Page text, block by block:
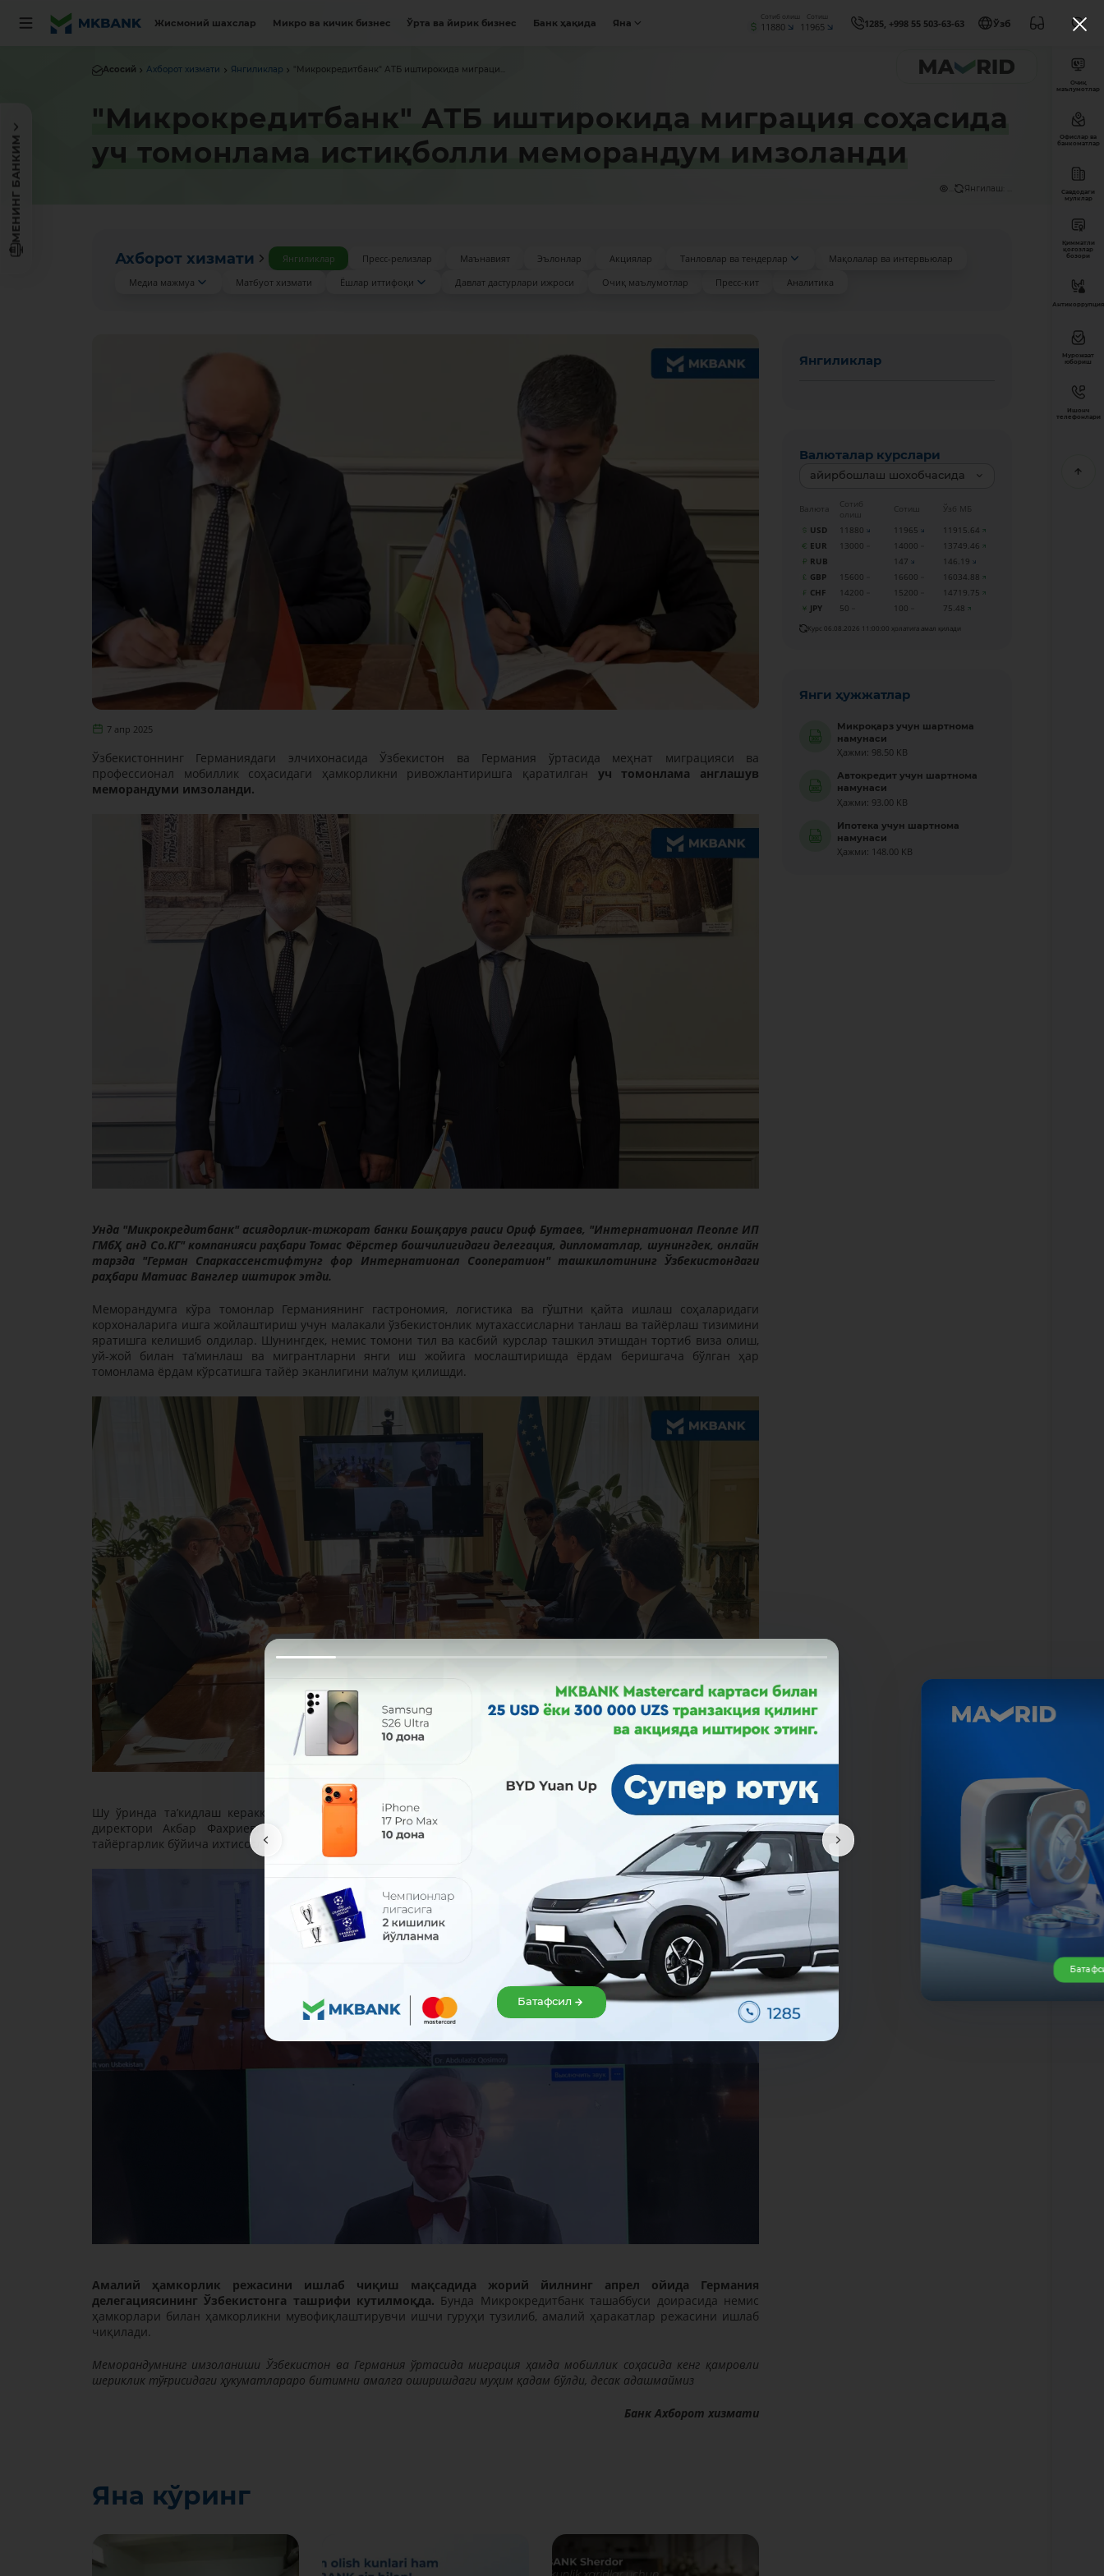
Жисмоний шахслар Микро ва кичик бизнес Ўрта ва йирик бизнес Банк ҳақида Яна
Сотиб олиш
11880
Сотиш
11965 1285, +998 55 503-63-63 Ўзб
МЕНИНГ БАНКИМ
Асосий Ахборот хизмати Янгиликлар "Микрокредитбанк" АТБ иштирокида миграци...
"Микрокредитбанк" АТБ иштирокида миграция соҳасида
уч томонлама истиқболли меморандум имзоланди
Янгилаш: ...
Ахборот хизмати Янгиликлар Пресс-релизлар Маънавият Эълонлар Акциялар Танловлар ва тендерлар
Мақолалар ва интервьюлар
Медиа мажмуа
Матбуот хизмати Ёшлар иттифоқи Давлат дастурлари ижроси Очиқ маълумотлар Пресс-кит Аналитика
7 апр 2025
Ўзбекистоннинг Германиядаги элчихонасида Ўзбекистон ва Германия ўртасида меҳнат миграцияси ва
профессионал мобиллик соҳасидаги ҳамкорликни ривожлантиришга қаратилган уч томонлама англашув
меморандуми имзоланди.
Унда "Микрокредитбанк" асиядорлик-тижорат банки Бошқарув раиси Ориф Бутаев, "Интернатионал Пеопле ИП
ГМбҲ анд Cо.КГ" компанияси раҳбари Томас Фёрстер бошчилигидаги делегация, дипломатлар, шунингдек, онлайн
тарзда "Герман Спаркассенстифтунг фор Интернатионал Cооператион" ташкилотининг Ўзбекистондаги
раҳбари Матиас Ванглер иштирок этди.
Меморандумга кўра томонлар Германиянинг гастрономия, логистика ва гўштни қайта ишлаш соҳаларидаги
корхоналарига ишга жойлаштириш учун малакали ўзбекистонлик мутахассисларни танлаш ва тайёрлаш тизимини
яратишга келишиб олдилар. Шунингдек, немис томони тил ва касбий курслар ташкил этишдан тортиб виза олиш,
уй-жой билан та’минлаш ва мигрантларни янги иш жойига мослаштиришда ёрдам беришгача бўлган ҳар
томонлама ёрдам кўрсатишга тайёр эканлигини ма’лум қилишди.
Шу ўринда та’кидлаш керакки, пойтахтимизда яқинда очилган “International People Education GmbH” маркази
директори Акбар Фахриевнинг айтишича, та’лим муассасасида немис тили курслари, шунингдек, касбий
тайёргарлик бўйича ихтисослаштирилган тўгараклар ташкил этилган.
Амалий ҳамкорлик режасини ишлаб чиқиш мақсадида жорий йилнинг апрел ойида Германия
делегациясининг Ўзбекистонга ташрифи кутилмоқда. Бунда Микрокредитбанк ташаббуси доирасида немис
ҳамкорлари билан ҳамкорликни мувофиқлаштирувчи ишчи гуруҳи тузилиб, амалий ҳаракатлар режасини ишлаб
чиқилади.
Меморандумнинг имзоланиши Ўзбекистон ва Германия ўртасида миграция ҳамда мобиллик соҳасида кенг қамровли
шериклик тўғрисидаги ҳукуматлараро битимни амалга оширишдаги муҳим қадам бўлди, десак адашмаймиз
Банк Ахборот хизмати
Яна кўринг
Янгиликлар
Валюталар курслари
айирбошлаш шохобчасида
Валюта
Сотиб
олиш
Сотиш
Ўзб МБ
USD
11880 11965
11915.64
EUR
13000 14000
13749.46
RUB
147
146.19
GBP
15600 16600
16034.88
CHF
14200 15200
14719.75
JPY
50 100 75.48
Курс 06.08.2026 11:00:00 ҳолатига амал қилади
Янги ҳужжатлар
Микроқарз учун шартнома
намунаси
Ҳажми: 98.50 KB
Автокредит учун шартнома
намунаси
Ҳажми: 93.00 KB
Ипотека учун шартнома
намунаси
Ҳажми: 148.00 KB
Очиқ
маълумотлар
Офислар ва
банкоматлар
Савдодаги
мулклар
Қимматли
қоғозлар
бозори
Антикоррупция
Мурожаат
юбориш
Ишонч
телефонлари
Батафсил